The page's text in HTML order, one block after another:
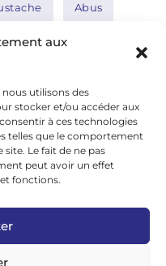
aux
utilisons des
stocker et/ou accéder aux
à ces technologies
telles que le comportement
Le fait de ne pas
peut avoir un effet
fonctions.
Abus